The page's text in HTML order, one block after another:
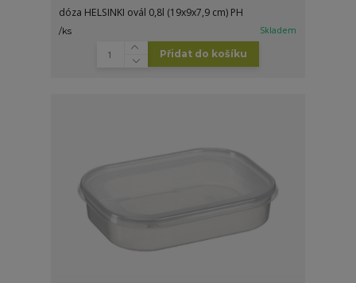
dóza HELSINKI ovál 0,8l (19x9x7,9 cm) PH
/ks Skladem
Přidat do košíku